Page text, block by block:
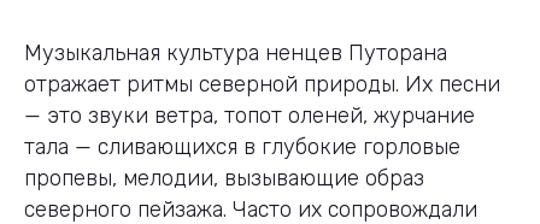
Музыкальная культура ненцев Путорана
отражает ритмы северной природы. Их песни
— это звуки ветра, топот оленей, журчание
тала — сливающихся в глубокие горловые
пропевы, мелодии, вызывающие образ
северного пейзажа. Часто их сопровождали